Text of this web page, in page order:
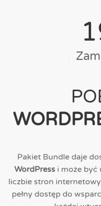
Pakiet Bundle daje
WordPress i może być
liczbie stron
pełny dostęp do